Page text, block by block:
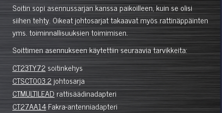
Soitin sopi asennussarjan kanssa paikoilleen, kuin se olisi
siihen tehty. Oikeat johtosarjat takaavat myös rattinäppäinten
yms. toiminnallisuuksien toimimisen.
Soittimen asennukseen käytettiin seuraavia tarvikkeita:
CT23TY72soitinkehys
CTSCT003.2 johtosarja
CTMULTILEAD rattisäädinadapteri
CT27AA14Fakra-antenniadapteri